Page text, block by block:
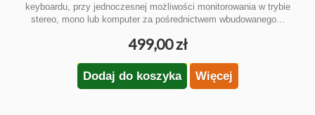
keyboardu, przy jednoczesnej możliwości monitorowania w trybie
stereo, mono lub komputer za pośrednictwem wbudowanego...
499,00 zł
Dodaj do koszyka Więcej